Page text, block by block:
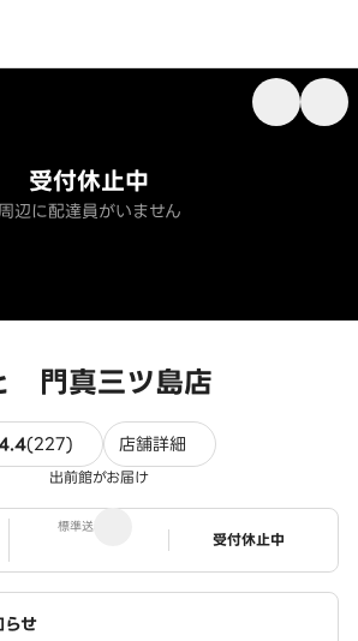
門真三ツ島店
受付休止中
辺に配達員がいません
(227)227件のレビュー
店舗詳細
出前館がお届け
標準送料
ステータス
受付休止中
せ